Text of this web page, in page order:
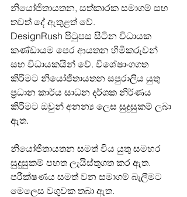
නියෝජිතායතන, සත්කාරක සමාගම් සහ
තවත් දේ ඇතුළත් වේ.
DesignRush පිටුපස සිටින විධායක
කණ්ඩායම පෙර ආයතන හිමිකරුවන්
සහ විධායකයින් වේ. විශේෂාංගගත
කිරීමට නියෝජිතායතන සපුරාලිය යුතු
ප්‍රධාන කාර්ය සාධන දර්ශක නිර්ණය
කිරීමට ඔවුන් අනන්‍ය ලෙස සුදුසුකම් ලබා
ඇත.
නියෝජිතායතන සමත් විය යුතු සමහර
සුදුසුකම් පහත ලැයිස්තුගත කර ඇත.
පරීක්ෂණය සමත් වන සමාගම් බැලීමට
මෙලෙස වගුවක තබා ඇත.